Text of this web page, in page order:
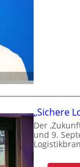
„Sichere
Der
und 9.